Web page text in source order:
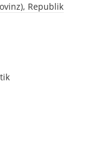
Republik